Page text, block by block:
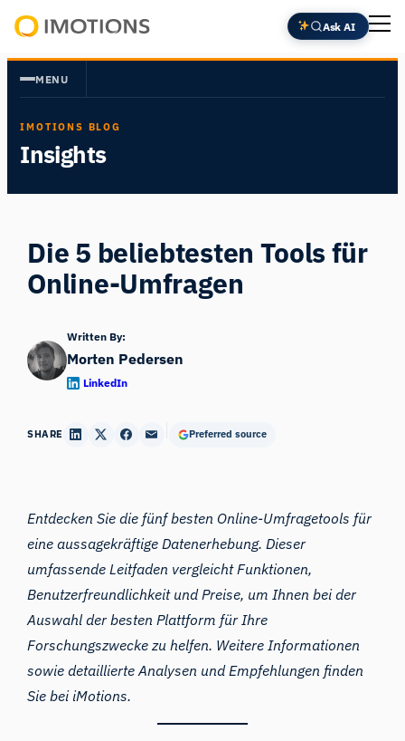
Zum
Inhalt
springen
Insight
Ask AI
MENU
IMOTIONS BLOG
Insights
Die 5 beliebtesten Tools für
Online-Umfragen
Written By:
Morten Pedersen
LinkedIn
SHARE Preferred source
Entdecken Sie die fünf besten Online-Umfragetools für
eine aussagekräftige Datenerhebung. Dieser
umfassende Leitfaden vergleicht Funktionen,
Benutzerfreundlichkeit und Preise, um Ihnen bei der
Auswahl der besten Plattform für Ihre
Forschungszwecke zu helfen. Weitere Informationen
sowie detaillierte Analysen und Empfehlungen finden
Sie bei iMotions.